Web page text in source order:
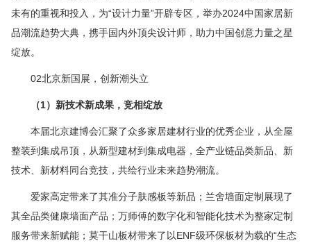
未有的重视和投入，为“设计力量”开辟专区，举办2024中国家居新
品潮流趋势大典，携手国内外顶尖设计师，助力中国创意力量之星
绽放。
02北京新国展，创新潮头立
（1）新技术新成果，竞相绽放
本届北京建博会汇聚了众多家居建材行业的优秀企业，从全屋
整装到集成吊顶，从新型建材到集成电器，全产业链品类新品、新
技术、新材料同台竞技，共绘行业未来趋势潮流。
爱家高定带来了其准分子肤感板等新品；兰舍墙面定制展现了
其全品类健康墙面产品；万师傅的数字化和智能化技术为整家定制
服务带来新赋能；莫干山板材带来了以ENF级环保板材为载的“生态